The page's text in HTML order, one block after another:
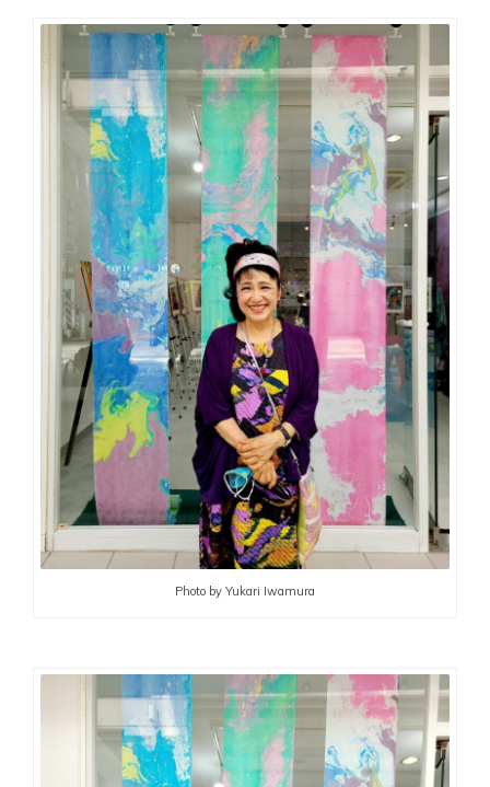
Photo by Yukari Iwamura